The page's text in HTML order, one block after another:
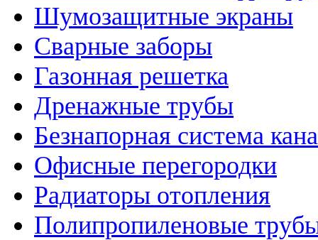
Шумозащитные экраны
Сварные заборы
Газонная решетка
Дренажные трубы
Безнапорная система
Офисные перегородки
Радиаторы отопления
Полипропиленовые